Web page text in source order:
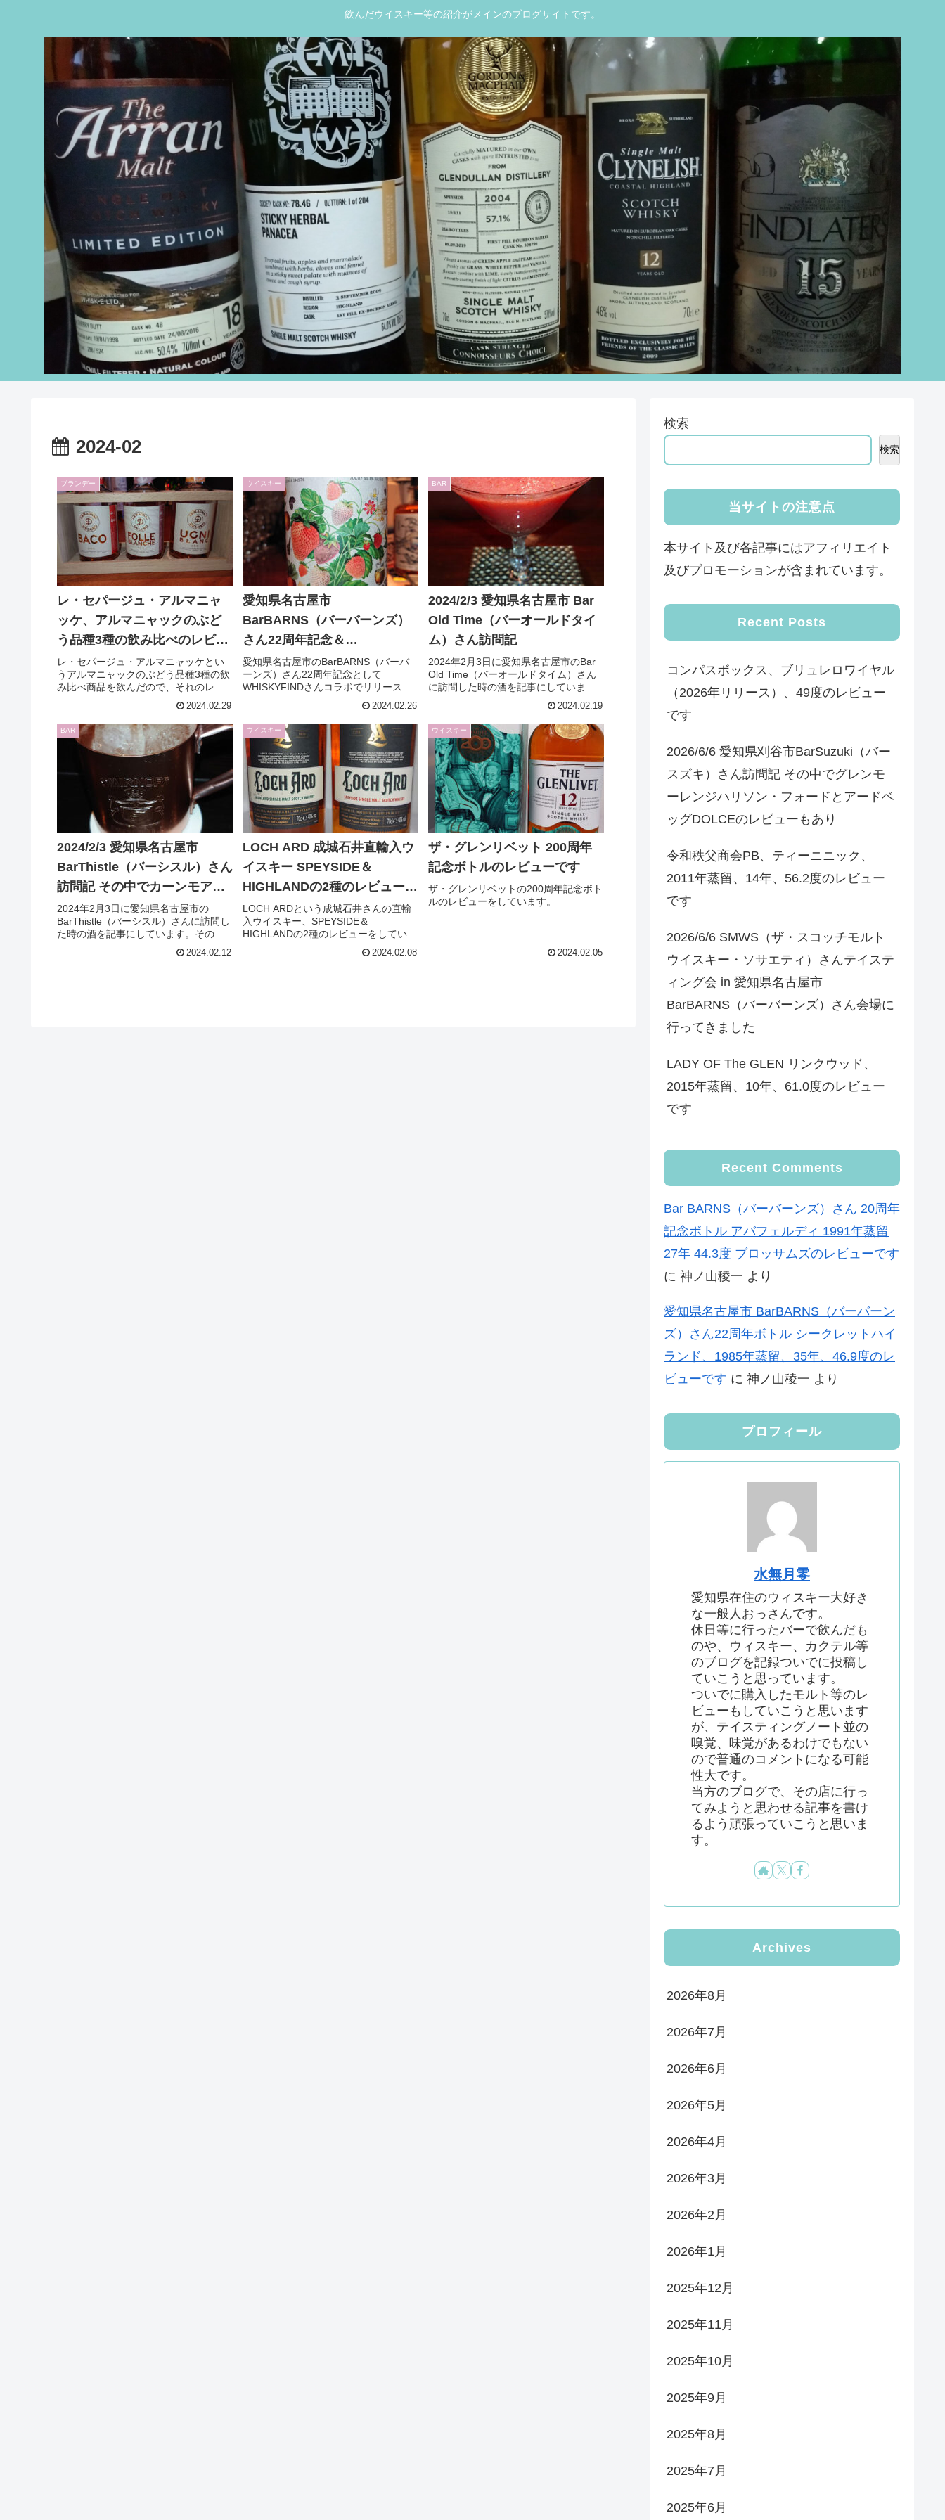
飲んだウイスキー等の紹介がメインのブログサイトです。
2024-02
ブランデー
レ・セパージュ・アルマニャ
ッケ、アルマニャックのぶど
う品種3種の飲み比べのレビュ
ーです in 愛知県名古屋市
BarINNOCENT（バーイノサ
レ・セパージュ・アルマニャッケとい
うアルマニャックのぶどう品種3種の飲
み比べ商品を飲んだので、それのレビ
2024.02.29
ウイスキー
愛知県名古屋市
BarBARNS（バーバーンズ）
さん22周年記念＆
WHISKYFINDさんコラボボト
ル Cooley クーリー 2001年蒸
留 22年 55.1度のレビューで
愛知県名古屋市のBarBARNS（バーバ
ーンズ）さん22周年記念として
WHISKYFINDさんコラボでリリースさ
れたボトルであるCooley、クーリー、
2001年蒸留、22年、55.1度のレビュー
です。
2024.02.26
BAR
2024/2/3 愛知県名古屋市 Bar
Old Time（バーオールドタイ
ム）さん訪問記
2024年2月3日に愛知県名古屋市のBar
Old Time（バーオールドタイム）さん
に訪問した時の酒を記事にしていま
2024.02.19
BAR
2024/2/3 愛知県名古屋市
BarThistle（バーシスル）さん
訪問記 その中でカーンモアの
グレンマレイとキャットウォ
ーキングのクライヌリッシュ
2024年2月3日に愛知県名古屋市の
BarThistle（バーシスル）さんに訪問し
た時の酒を記事にしています。その中
でカーンモアのグレンマレイとキャッ
トウォーキングのクライヌリッシュの
2024.02.12
ウイスキー
LOCH ARD 成城石井直輸入ウ
イスキー SPEYSIDE＆
HIGHLANDの2種のレビューで
す
LOCH ARDという成城石井さんの直輸
入ウイスキー、SPEYSIDE＆
HIGHLANDの2種のレビューをしていま
2024.02.08
ウイスキー
ザ・グレンリベット 200周年
記念ボトルのレビューです
ザ・グレンリベットの200周年記念ボト
ルのレビューをしています。
2024.02.05
検索
検索
当サイトの注意点
本サイト及び各記事にはアフィリエイト
及びプロモーションが含まれています。
Recent Posts
コンパスボックス、ブリュレロワイヤル
（2026年リリース）、49度のレビュー
です
2026/6/6 愛知県刈谷市BarSuzuki（バー
スズキ）さん訪問記 その中でグレンモ
ーレンジハリソン・フォードとアードベ
ッグDOLCEのレビューもあり
令和秩父商会PB、ティーニニック、
2011年蒸留、14年、56.2度のレビュー
です
2026/6/6 SMWS（ザ・スコッチモルト
ウイスキー・ソサエティ）さんテイステ
ィング会 in 愛知県名古屋市
BarBARNS（バーバーンズ）さん会場に
行ってきました
LADY OF The GLEN リンクウッド、
2015年蒸留、10年、61.0度のレビュー
です
Recent Comments
Bar BARNS（バーバーンズ）さん 20周年
記念ボトル アバフェルディ 1991年蒸留
27年 44.3度 ブロッサムズのレビューです
に 神ノ山稜一 より
愛知県名古屋市 BarBARNS（バーバーン
ズ）さん22周年ボトル シークレットハイ
ランド、1985年蒸留、35年、46.9度のレ
ビューです に 神ノ山稜一 より
プロフィール
水無月零
愛知県在住のウィスキー大好き
な一般人おっさんです。
休日等に行ったバーで飲んだも
のや、ウィスキー、カクテル等
のブログを記録ついでに投稿し
ていこうと思っています。
ついでに購入したモルト等のレ
ビューもしていこうと思います
が、テイスティングノート並の
嗅覚、味覚があるわけでもない
ので普通のコメントになる可能
性大です。
当方のブログで、その店に行っ
てみようと思わせる記事を書け
るよう頑張っていこうと思いま
す。
Archives
2026年8月
2026年7月
2026年6月
2026年5月
2026年4月
2026年3月
2026年2月
2026年1月
2025年12月
2025年11月
2025年10月
2025年9月
2025年8月
2025年7月
2025年6月